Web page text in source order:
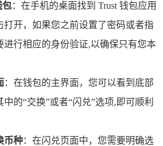
包：在手机的桌面找到 Trust 钱包应用
打开，如果您之前设置了密码或者指
进行相应的身份验证,以确保只有您本
：在钱包的主界面，您可以看到底部
的“交换”或者“闪兑”选项,即可顺利
币种：在闪兑页面中，您需要明确选